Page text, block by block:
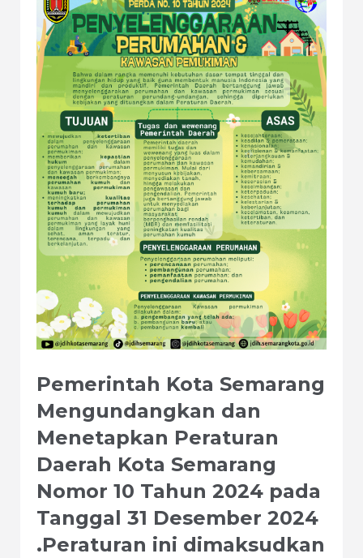
Pemerintah Kota Semarang
Mengundangkan dan
Menetapkan Peraturan
Daerah Kota Semarang
Nomor 10 Tahun 2024 pada
Tanggal 31 Desember 2024
.Peraturan ini dimaksudkan